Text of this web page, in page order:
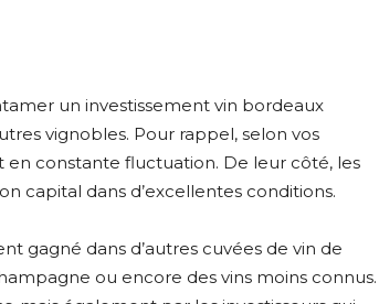
un investissement vin bordeaux
vignobles. Pour rappel, selon vos
en constante fluctuation. De leur côté, les
capital dans d’excellentes conditions.
gagné dans d’autres cuvées de vin de
ou encore des vins moins connus.